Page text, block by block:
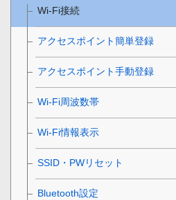
Wi-Fi接続
アクセスポイント簡単登録
アクセスポイント手動登録
Wi-Fi周波数帯
Wi-Fi情報表示
SSID・PWリセット
Bluetooth設定